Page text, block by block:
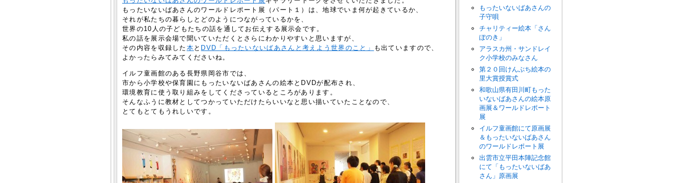
もったいないばあさんのワールドレポート展（パート１）は、地球でいま何が起きているか、
それが私たちの暮らしとどのようにつながっているかを、
世界の10人の子どもたちの話を通してお伝えする展示会です。
私の話を展示会場で聞いていただくとさらにわかりやすいと思いますが、
その内容を収録した 本 と DVD「もったいないばあさんと考えよう世界のこと」
も出ていますので、
よかったらみてみてくださいね。
イルフ童画館のある長野県岡谷市では、
市から小学校や保育園にもったいないばあさんの絵本とDVDが配布され、
環境教育に使う取り組みをしてくださっているところがあります。
そんなふうに教材としてつかっていただけたらいいなと思い描いていたことなので、
とてもとてもうれしいです。
もったいないばあさんの
子守唄
チャリティー絵本「さん
ぽのき」
アラスカ州・サンドレイ
ク小学校のみなさん
第２０回けんぶち絵本の
里大賞授賞式
和歌山県有田川町もった
いないばあさんの絵本原
画展＆ワールドレポート
展
イルフ童画館にて原画展
＆もったいないばあさん
のワールドレポート展
出雲市立平田本陣記念館
にて「もったいないばあ
さん」原画展